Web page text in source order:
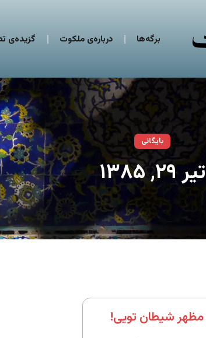
برگه‌ها درباره‌ی ملکوت گزیده‌ی
بایگانی
تیر ۲۹, ۱۳۸۵
مظهر شیطان تویی!